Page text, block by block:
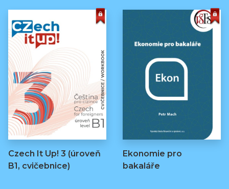
Czech It Up! 3 (úroveň
B1, cvičebnice)
Ekonomie pro
bakaláře